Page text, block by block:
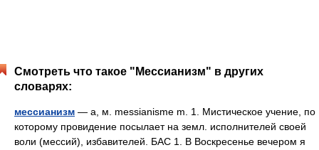
Смотреть что такое "Мессианизм" в других
словарях:
мессианизм — а, м. messianisme m. 1. Мистическое учение, по
которому провидение посылает на земл. исполнителей своей
воли (мессий), избавителей. БАС 1. В Воскресенье вечером я